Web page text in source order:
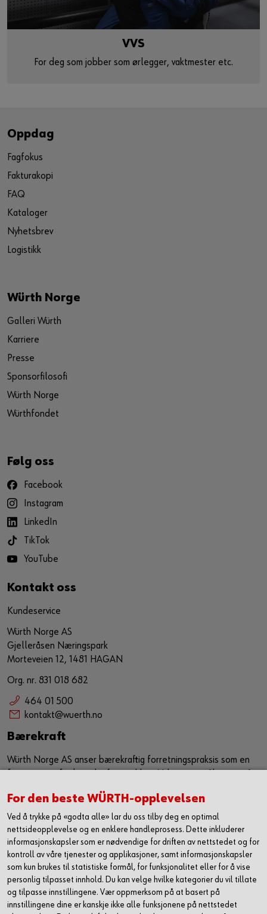
VVS
For deg som jobber som ørlegger, vaktmester etc.
Oppdag
Fagfokus
Fakturakopi
FAQ
Kataloger
Nyhetsbrev
Logistikk
Würth Norge
Galleri Würth
Karriere
Presse
Sponsorfilosofi
Würth Norge
Würthfondet
Følg oss
Facebook
Instagram
LinkedIn
TikTok
YouTube
Kontakt oss
Kundeservice
Würth Norge AS
Gjelleråsen Næringspark
Morteveien 12, 1481 HAGAN
Org. nr. 831 018 682
464 01 500
kontakt@wuerth.no
Bærekraft
Würth Norge AS anser bærekraftig forretningspraksis som en
jobber sammen med vår eksiterende strategi for å ytterligere
forbedre, samt utvikle våre leveranser i markedet. Vi ønsker
med dette å utgjøre en positiv påvirkning både på samfunn og
miljø.
Les mer om hvordan vi jobber med HMS og
bærekraft
For den beste WÜRTH-opplevelsen
Ved å trykke på «godta alle» lar du oss tilby deg en optimal
nettsideopplevelse og en enklere handleprosess. Dette inkluderer
informasjonskapsler som er nødvendige for driften av nettstedet og for
kontroll av våre tjenester og applikasjoner, samt informasjonskapsler
som kun brukes til statistiske formål, for funksjonalitet eller for å vise
personlig tilpasset innhold. Du kan velge hvilke kategorier du vil tillate
og tilpasse innstillingene. Vær oppmerksom på at basert på
innstillingene dine er kanskje ikke alle funksjonene på nettstedet